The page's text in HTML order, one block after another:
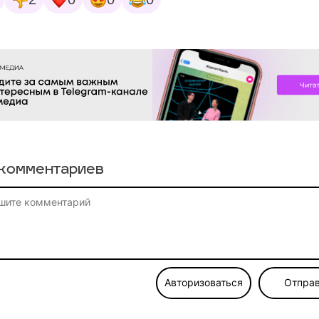
Авторизоваться